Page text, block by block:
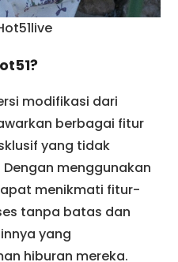
modifikasi dari
berbagai fitur
yang tidak
menggunakan
menikmati fitur-
tanpa batas dan
yang
hiburan mereka.